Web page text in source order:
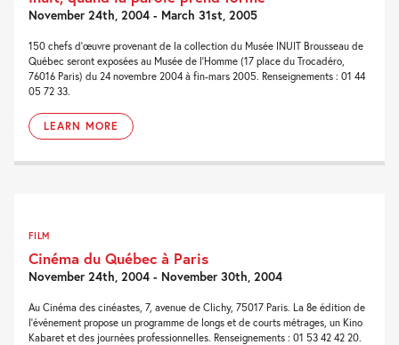
November 24th, 2004 - March 31st, 2005
150 chefs d’œuvre provenant de la collection du Musée INUIT Brousseau de
Québec seront exposées au Musée de l’Homme (17 place du Trocadéro,
76016 Paris) du 24 novembre 2004 à fin-mars 2005. Renseignements : 01 44
05 72 33.
LEARN MORE
FILM
Cinéma du Québec à Paris
November 24th, 2004 - November 30th, 2004
Au Cinéma des cinéastes, 7, avenue de Clichy, 75017 Paris. La 8e édition de
l'événement propose un programme de longs et de courts métrages, un Kino
Kabaret et des journées professionnelles. Renseignements : 01 53 42 42 20.